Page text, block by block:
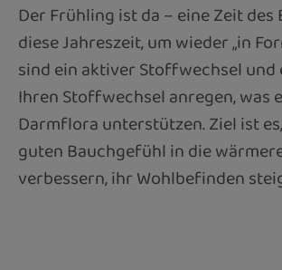
Der Frühling ist da – eine Zeit
diese Jahreszeit, um wieder „in
sind ein aktiver Stoffwechsel und
Ihren Stoffwechsel anregen,
Darmflora unterstützen. Ziel ist
guten Bauchgefühl in die
verbessern, ihr Wohlbefinden